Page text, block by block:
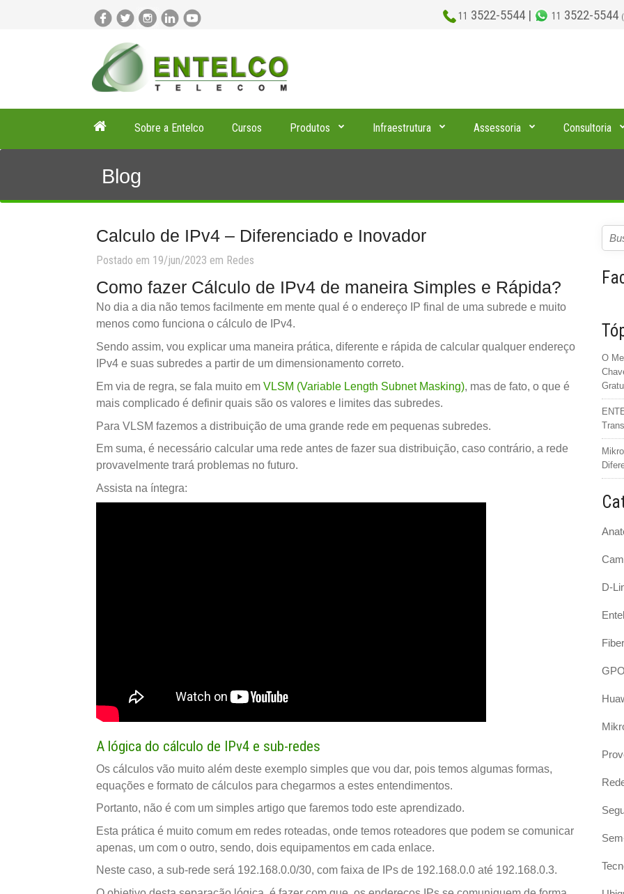
11 3522-5544 | 11 3522-5544
Sobre a Entelco Cursos Produtos Infraestrutura Assessoria Consultoria
Blog
Calculo de IPv4 – Diferenciado e Inovador
Postado em 19/jun/2023 em Redes
Como fazer Cálculo de IPv4 de maneira Simples e Rápida?
No dia a dia não temos facilmente em mente qual é o endereço IP final de uma subrede e muito
menos como funciona o cálculo de IPv4.
Sendo assim, vou explicar uma maneira prática, diferente e rápida de calcular qualquer endereço
IPv4 e suas subredes a partir de um dimensionamento correto.
Em via de regra, se fala muito em VLSM (Variable Length Subnet Masking), mas de fato, o que é
mais complicado é definir quais são os valores e limites das subredes.
Para VLSM fazemos a distribuição de uma grande rede em pequenas subredes.
Em suma, é necessário calcular uma rede antes de fazer sua distribuição, caso contrário, a rede
provavelmente trará problemas no futuro.
Assista na íntegra:
A lógica do cálculo de IPv4 e sub-redes
Os cálculos vão muito além deste exemplo simples que vou dar, pois temos algumas formas,
equações e formato de cálculos para chegarmos a estes entendimentos.
Portanto, não é com um simples artigo que faremos todo este aprendizado.
Esta prática é muito comum em redes roteadas, onde temos roteadores que podem se comunicar
apenas, um com o outro, sendo, dois equipamentos em cada enlace.
Neste caso, a sub-rede será 192.168.0.0/30, com faixa de IPs de 192.168.0.0 até 192.168.0.3.
O
D-